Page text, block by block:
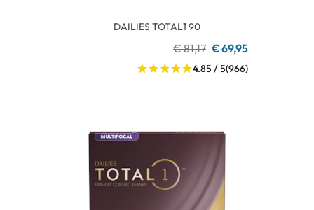
DAILIES TOTAL1 90
€ 81,17 € 69,95
4.85 / 5(966)